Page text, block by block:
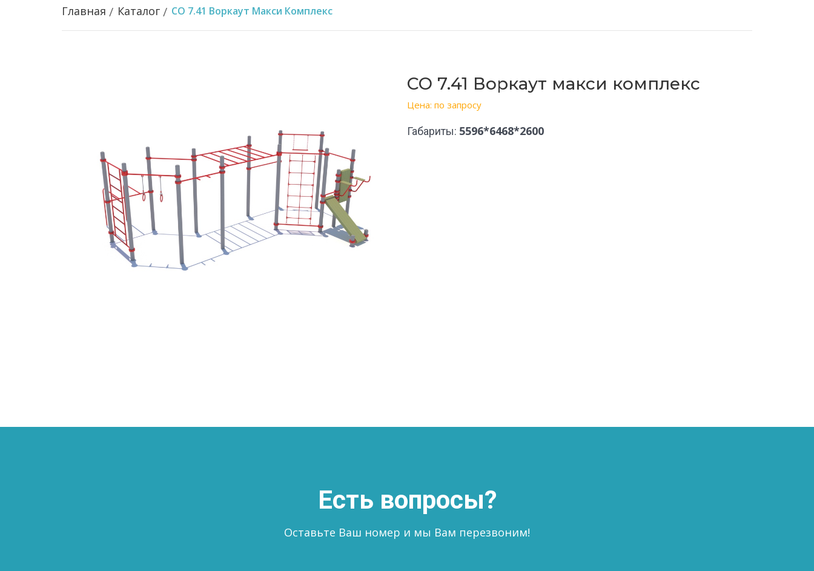
Главная Каталог СО 7.41 Воркаут Макси Комплекс
СО 7.41 Воркаут макси комплекс
Цена: по запросу
Габариты: 5596*6468*2600
Есть вопросы?
Оставьте Ваш номер и мы Вам перезвоним!